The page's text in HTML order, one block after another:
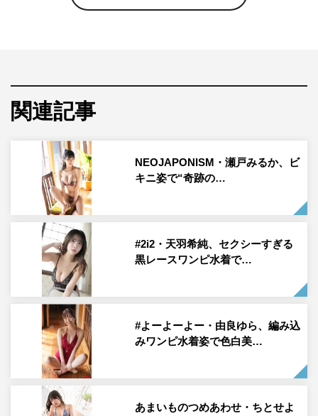
りみー©光文社／週刊FLASH 写真◎coto
ASOBI同盟のりみーが、5月13日発売の「週刊FLASH」
（光文社）に登場した。
TikTokで人気急上昇中の男女2人組音楽ユニット「ASOBI
同盟」のりみーが「FLASH」に登場。初めてのグラビア
挑戦を6ページにわたって紹介している。
「昔からモデルに憧れていた」という彼女。「いろんな私
が見られると思います！」と語る通り、ボーカリストとし
てでなく、モデルとしての才能も存分に発揮している。
りみー プロフィール
関連記事
NEOJAPONISM・瀬戸みるか、ビ
キニ姿で“奇跡の…
#2i2・天羽希純、セクシーすぎる
黒レースワンピ水着で…
#よーよーよー・由良ゆら、編み込
みワンピ水着姿で色白美…
あまいものつめあわせ・ちとせよ